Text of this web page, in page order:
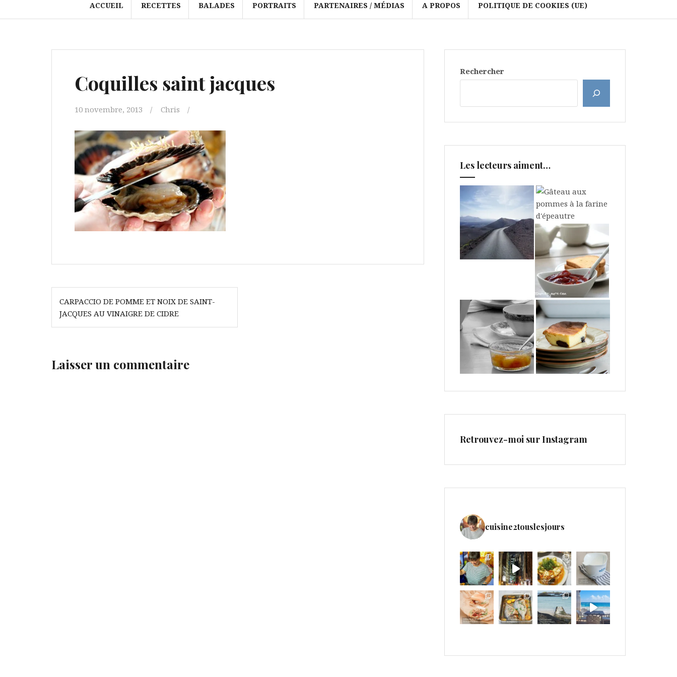
ACCUEIL RECETTES BALADES PORTRAITS PARTENAIRES / MÉDIAS A PROPOS POLITIQUE DE COOKIES (UE)
Coquilles saint jacques
10 novembre, 2013 Chris
Navigation
de
l’article
CARPACCIO DE POMME ET NOIX DE SAINT-
JACQUES AU VINAIGRE DE CIDRE
Laisser un commentaire
Rechercher
Les lecteurs aiment…
Retrouvez-moi sur Instagram
cuisine2touslesjours